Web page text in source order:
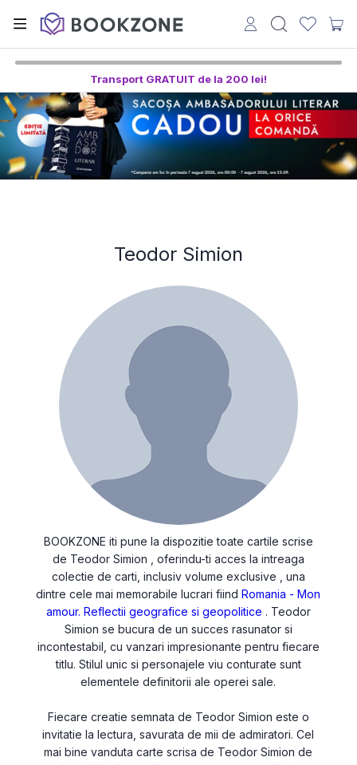
Transport GRATUIT de la 200 lei!
Teodor Simion
BOOKZONE iti pune la dispozitie toate cartile scrise
de Teodor Simion , oferindu-ti acces la intreaga
colectie de carti, inclusiv volume exclusive , una
dintre cele mai memorabile lucrari fiindRomania - Mon
amour. Reflectii geografice si geopolitice . Teodor
Simion se bucura de un succes rasunator si
incontestabil, cu vanzari impresionante pentru fiecare
titlu. Stilul unic si personajele viu conturate sunt
elementele definitorii ale operei sale.
Fiecare creatie semnata de Teodor Simion este o
invitatie la lectura, savurata de mii de admiratori. Cel
mai bine vanduta carte scrisa de Teodor Simion de